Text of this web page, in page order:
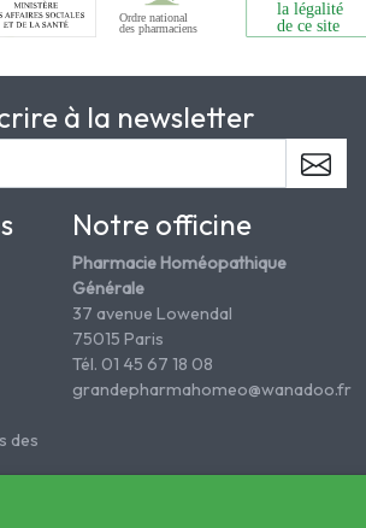
à la newsletter
des
Notre officine
Pharmacie Homéopathique
Générale
37 avenue Lowendal
75015 Paris
Tél. 01 45 67 18 08
grandepharmahomeo@wanadoo.fr